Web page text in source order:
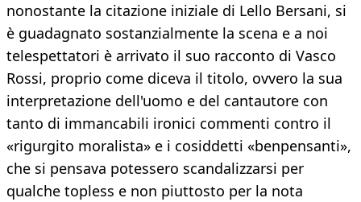
nonostante la citazione iniziale di Lello Bersani, si
è guadagnato sostanzialmente la scena e a noi
telespettatori è arrivato il suo racconto di Vasco
Rossi, proprio come diceva il titolo, ovvero la sua
interpretazione dell'uomo e del cantautore con
tanto di immancabili ironici commenti contro il
«rigurgito moralista» e i cosiddetti «benpensanti»,
che si pensava potessero scandalizzarsi per
qualche topless e non piuttosto per la nota